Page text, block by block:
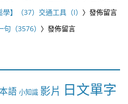
學】（37）交通工具（I） 〉發佈留言
句（3576） 〉發佈留言
語 小知識 影片 日文單字